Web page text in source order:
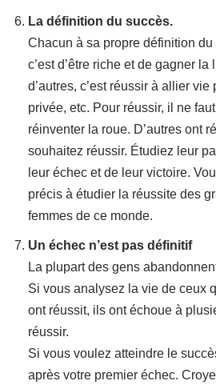
La définition du succès.
Chacun à sa propre définition
c’est d’être riche et de gagner
d’autres, c’est réussir à allier
privée, etc. Pour réussir, il ne
réinventer la roue. D’autres ont
souhaitez réussir. Étudiez leur
leur échec et de leur victoire.
précis à étudier la réussite des
femmes de ce monde.
Un échec n’est pas définitif
La plupart des gens
Si vous analysez la vie de ceux
ont réussit, ils ont échoue à
réussir.
Si vous voulez atteindre le
après votre premier échec.